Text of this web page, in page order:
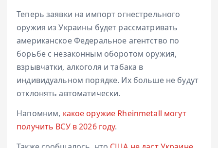
Теперь заявки на импорт огнестрельного
оружия из Украины будет рассматривать
американское Федеральное агентство по
борьбе с незаконным оборотом оружия,
взрывчатки, алкоголя и табака в
индивидуальном порядке. Их больше не будут
отклонять автоматически.
Напомним, какое оружие Rheinmetall могут
получить ВСУ в 2026 году.